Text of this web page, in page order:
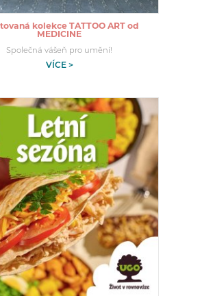
kolekce TATTOO ART od
MEDICINE
Společná vášeň pro umění!
VÍCE >